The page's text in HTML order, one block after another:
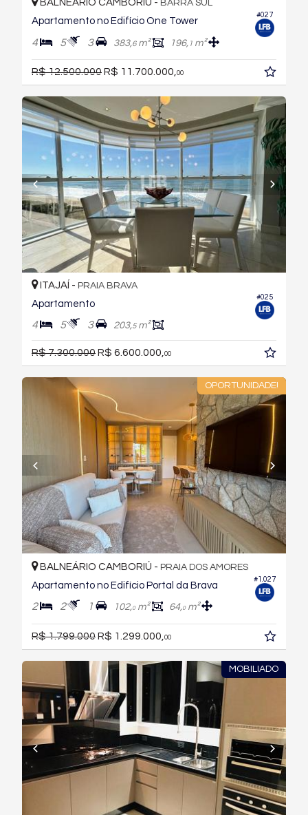
#027
BALNEÁRIO CAMBORIÚ - BARRA SUL
Apartamento no Edifício One Tower
4 5 3 383,6m² 196, 1 m²
R$ 12.500.000R$ 11.700.000, 00
#025
ITAJAÍ - PRAIA BRAVA
Apartamento
4 5 3 203,5m²
R$ 7.300.000R$ 6.600.000, 00
OPORTUNIDADE!
#1.027
BALNEÁRIO CAMBORIÚ - PRAIA DOS AMORES
Apartamento no Edifício Portal da Brava
2 2 1 102,0m² 64,0m²
R$ 1.799.000R$ 1.299.000, 00
MOBILIADO